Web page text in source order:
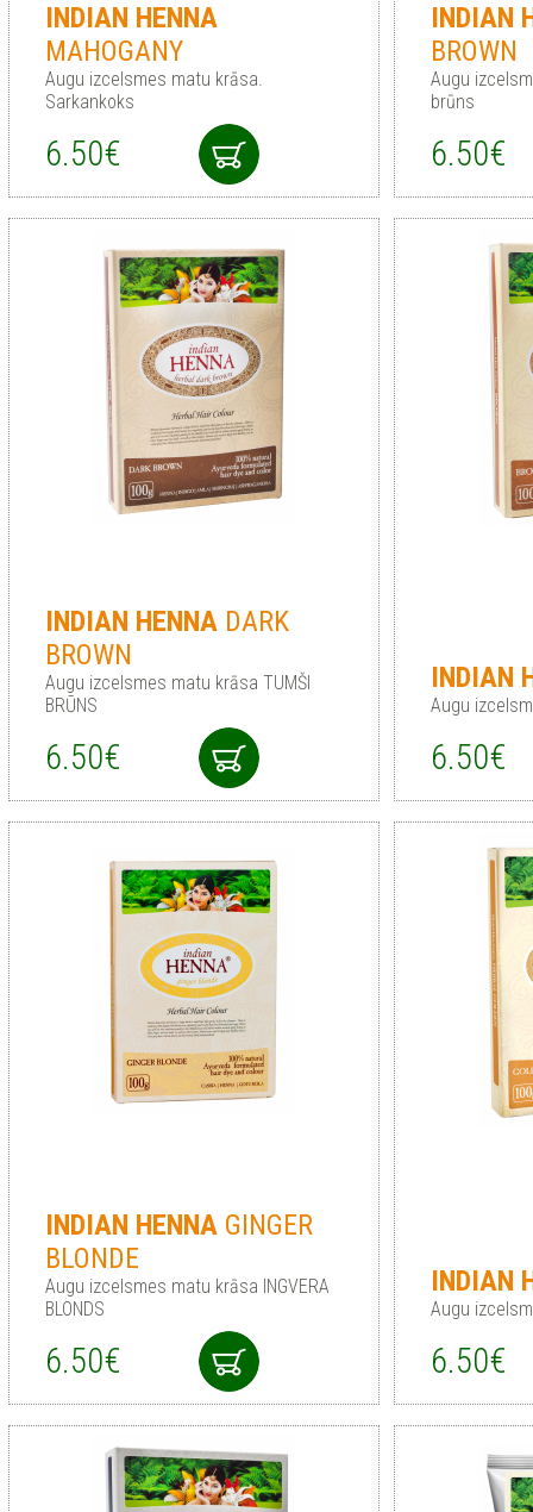
INDIAN HENNA
MAHOGANY
Augu izcelsmes matu krāsa.
Sarkankoks
6.50€
INDIAN
BROWN
Augu
brūns
6.50€
INDIAN HENNADARK
BROWN
Augu izcelsmes matu krāsa TUMŠI
BRŪNS
6.50€
INDIAN
Augu
6.50€
INDIAN HENNAGINGER
BLONDE
Augu izcelsmes matu krāsa INGVERA
BLONDS
6.50€
INDIAN
Augu
6.50€